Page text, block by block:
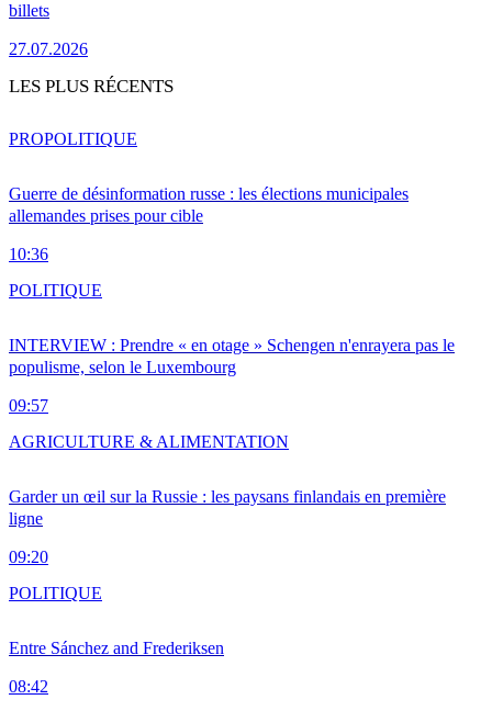
billets
27.07.2026
LES PLUS RÉCENTS
Guerre de désinformation russe : les élections municipales
allemandes prises pour cible
10:36
PROPOLITIQUE
INTERVIEW : Prendre « en otage » Schengen n'enrayera pas le
populisme, selon le Luxembourg
09:57
POLITIQUE
Garder un œil sur la Russie : les paysans finlandais en première
ligne
09:20
AGRICULTURE & ALIMENTATION
Entre Sánchez and Frederiksen
08:42
POLITIQUE